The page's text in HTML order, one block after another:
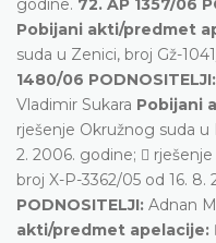
godine. 72. AP 1357/06
Pobijani akti/predmet
suda u Zenici, broj Gž-
1480/06 PODNOSITELJI:
Vladimir Sukara Pobijani
rješenje Okružnog suda u
2. 2006. godine; 
broj X-P-3362/05 od 16. 8.
PODNOSITELJI: Adnan
akti/predmet apelacije: